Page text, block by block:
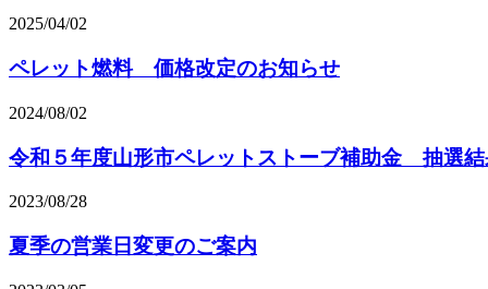
2025/04/02
ペレット燃料 価格改定のお知らせ
2024/08/02
令和５年度山形市ペレットストーブ補助金 抽選
2023/08/28
夏季の営業日変更のご案内